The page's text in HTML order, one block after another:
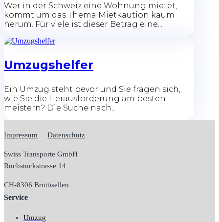
Wer in der Schweiz eine Wohnung mietet,
kommt um das Thema Mietkaution kaum
herum. Für viele ist dieser Betrag eine...
Umzugshelfer
Ein Umzug steht bevor und Sie fragen sich,
wie Sie die Herausforderung am besten
meistern? Die Suche nach...
Impressum Datenschutz
Swiss Transporte GmbH
Ruchstuckstrasse 14
CH-8306 Brüttisellen
Service
Umzug